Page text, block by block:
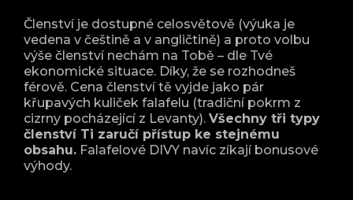
Členství je dostupné celosvětově (výuka je
vedena v češtině a v angličtině) a proto volbu
výše členství nechám na Tobě – dle Tvé
ekonomické situace. Díky, že se rozhodneš
férově. Cena členství tě vyjde jako pár
křupavých kuliček falafelu (tradiční pokrm z
cizrny pocházející z Levanty). Všechny tři typy
členství Ti zaručí přístup ke stejnému
obsahu. Falafelové DIVY navíc zíkají bonusové
výhody.